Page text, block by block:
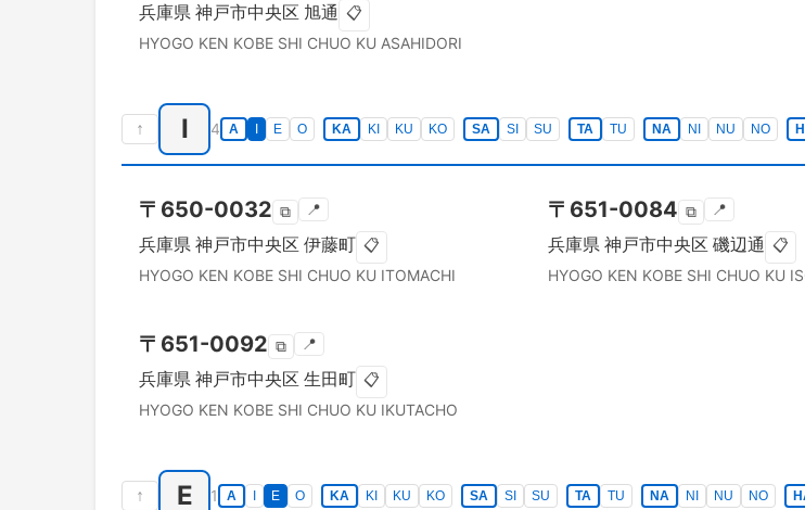
兵庫県 神戸市中央区 旭通 📋
HYOGO KEN KOBE SHI CHUO KU ASAHIDORI
↑ I 4 A E O KA KI KU KO SA SI SU TA TU NA NI NU NO
〒 650-0032 ⧉ 📍
兵庫県 神戸市中央区 伊藤町 📋
HYOGO KEN KOBE SHI CHUO KU ITOMACHI
〒 651-0084 ⧉ 📍
兵庫県 神戸市中央区 磯辺通 📋
HYOGO KEN KOBE SHI CHUO KU
〒 651-0092 ⧉ 📍
兵庫県 神戸市中央区 生田町 📋
HYOGO KEN KOBE SHI CHUO KU IKUTACHO
↑ E 1 A E O KA KI KU KO SA SI SU TA TU NA NI NU NO